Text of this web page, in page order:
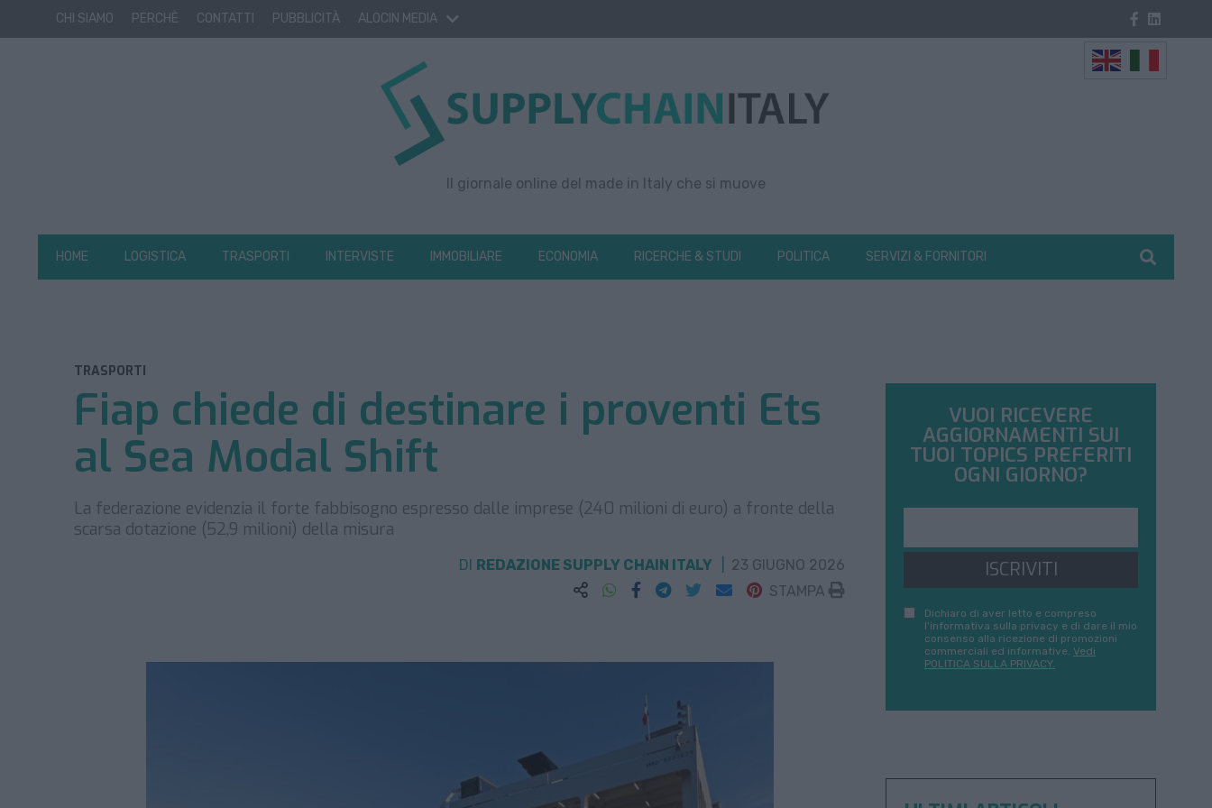
CHI SIAMO PERCHÈ CONTATTI PUBBLICITÀ ALOCIN MEDIA
Il giornale online del made in Italy che si muove
HOME LOGISTICA TRASPORTI INTERVISTE IMMOBILIARE ECONOMIA RICERCHE & STUDI POLITICA SERVIZI & FORNITORI
TRASPORTI
Fiap chiede di destinare i proventi Ets
al Sea Modal Shift
La federazione evidenzia il forte fabbisogno espresso dalle imprese (240 milioni di euro) a fronte della
scarsa dotazione (52,9 milioni) della misura
DI REDAZIONE SUPPLY CHAIN ITALY
23 GIUGNO 2026
STAMPA
VUOI RICEVERE
AGGIORNAMENTI SUI
TUOI TOPICS PREFERITI
OGNI GIORNO?
ISCRIVITI
Dichiaro di aver letto e compreso
l'informativa sulla privacy e di dare il mio
consenso alla ricezione di promozioni
commerciali ed informative. Vedi
POLITICA SULLA PRIVACY.